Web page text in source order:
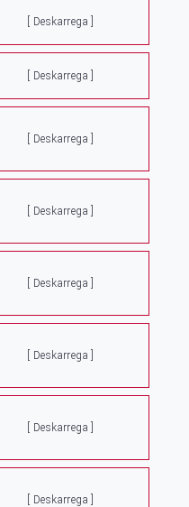
[ Deskarrega ]
[ Deskarrega ]
[ Deskarrega ]
[ Deskarrega ]
[ Deskarrega ]
[ Deskarrega ]
[ Deskarrega ]
[ Deskarrega ]